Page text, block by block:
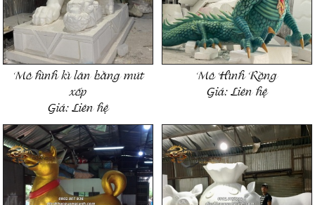
Mô hình kì lân bằng mút
xốp
Giá:Liên hệ
Mô Hình Rồng
Giá:Liên hệ